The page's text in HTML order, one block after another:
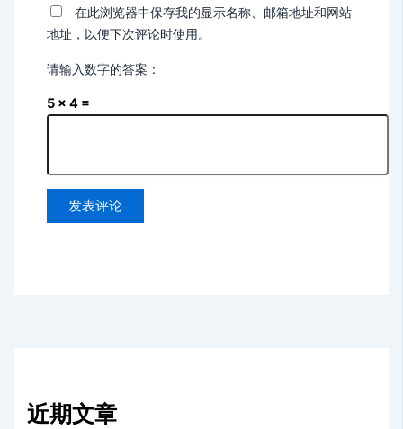
在此浏览器中保存我的显示名称、邮箱地址和网站
地址，以便下次评论时使用。
请输入数字的答案：
5 × 4 =
近期文章